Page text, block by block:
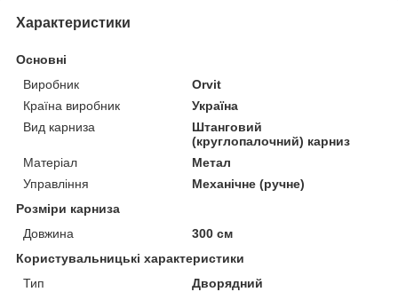
Характеристики
Основні
Виробник
Orvit
Країна виробник
Україна
Вид карниза
Штанговий
(круглопалочний) карниз
Матеріал
Метал
Управління
Механічне (ручне)
Розміри карниза
Довжина
300 см
Користувальницькі характеристики
Тип
Дворядний